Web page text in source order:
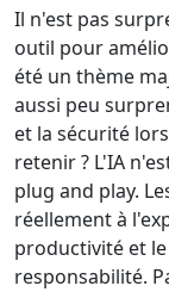
Il n'est pas
outil pour
été un thème
aussi peu
et la sécurité
retenir ? L'IA
plug and play.
réellement à
productivité et
responsabilité.